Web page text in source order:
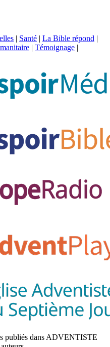
| Santé | La Bible répond |
| Témoignage |
publiés dans ADVENTISTE